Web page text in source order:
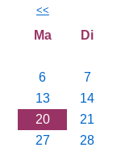
<<
Ma Di
6
7
13
14
20
21
27
28